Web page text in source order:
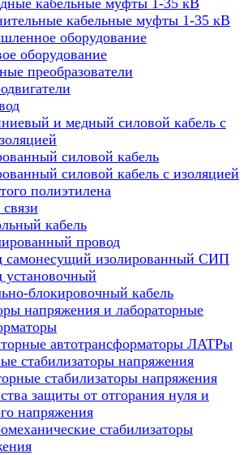
кабельные муфты 1-35 кВ
кабельные муфты 1-35 кВ
оборудование
оборудование
преобразователи
и медный силовой кабель с
силовой кабель
силовой кабель с изоляцией
полиэтилена
кабель
провод
самонесущий изолированный СИП
установочный
блокировочный кабель
напряжения и лабораторные
автотрансформаторы ЛАТРы
стабилизаторы напряжения
стабилизаторы напряжения
защиты от отгорания нуля и
напряжения
стабилизаторы